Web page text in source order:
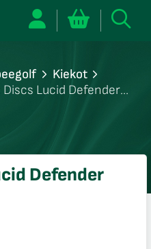
Kiekot
Discs Lucid Defender
Defender